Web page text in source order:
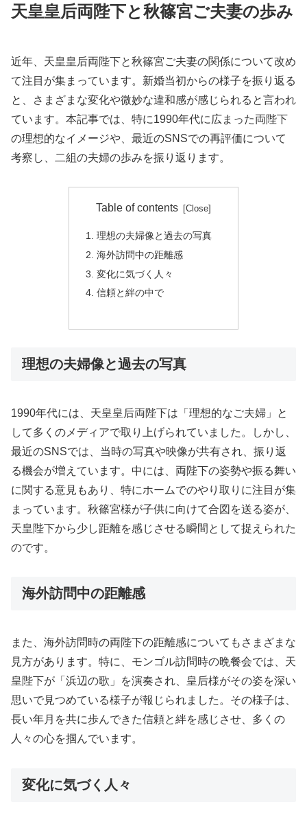
天皇皇后両陛下と秋篠宮ご夫妻の歩み
近年、天皇皇后両陛下と秋篠宮ご夫妻の関係について改め
て注目が集まっています。新婚当初からの様子を振り返る
と、さまざまな変化や微妙な違和感が感じられると言われ
ています。本記事では、特に1990年代に広まった両陛下
の理想的なイメージや、最近のSNSでの再評価について
考察し、二組の夫婦の歩みを振り返ります。
Table of contents
理想の夫婦像と過去の写真
海外訪問中の距離感
変化に気づく人々
信頼と絆の中で
理想の夫婦像と過去の写真
1990年代には、天皇皇后両陛下は「理想的なご夫婦」と
して多くのメディアで取り上げられていました。しかし、
最近のSNSでは、当時の写真や映像が共有され、振り返
る機会が増えています。中には、両陛下の姿勢や振る舞い
に関する意見もあり、特にホームでのやり取りに注目が集
まっています。秋篠宮様が子供に向けて合図を送る姿が、
天皇陛下から少し距離を感じさせる瞬間として捉えられた
のです。
海外訪問中の距離感
また、海外訪問時の両陛下の距離感についてもさまざまな
見方があります。特に、モンゴル訪問時の晩餐会では、天
皇陛下が「浜辺の歌」を演奏され、皇后様がその姿を深い
思いで見つめている様子が報じられました。その様子は、
長い年月を共に歩んできた信頼と絆を感じさせ、多くの
人々の心を掴んでいます。
変化に気づく人々